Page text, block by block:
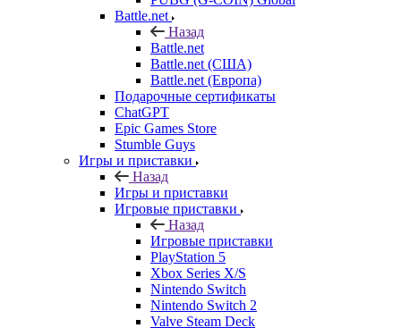
Battle.net
Назад
Battle.net
Battle.net (США)
Battle.net (Европа)
Подарочные сертификаты
ChatGPT
Epic Games Store
Stumble Guys
Игры и приставки
Назад
Игры и приставки
Игровые приставки
Назад
Игровые приставки
PlayStation 5
Xbox Series X/S
Nintendo Switch
Nintendo Switch 2
Valve Steam Deck